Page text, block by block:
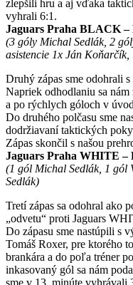
zlepšili hru a aj vďaka
vyhrali 6:1.
Jaguars Praha BLACK –
(3 góly Michal Sedlák, 2
asistencie 1x Ján
Druhý zápas sme odohrali
Napriek odhodlaniu sa
a po rýchlych góloch v
Do druhého polčasu sme
dodržiavaní taktických
Zápas skončil s našou
Jaguars Praha WHITE –
(1 gól Michal Sedlák, 1 gól
Sedlák)
Tretí zápas sa odohral ako
„odvetu“ proti Jaguars
Do zápasu sme nastúpili s
Tomáš Roxer, pre ktorého
brankára a do poľa tréner
inkasovaný gól sa nám
sme v 13. minúte vyhrávali